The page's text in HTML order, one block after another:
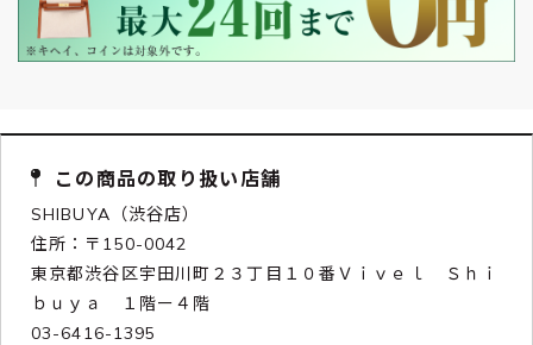
この商品の取り扱い店舗
SHIBUYA（渋谷店）
住所：〒150-0042
東京都渋谷区宇田川町２３丁目１０番Ｖｉｖｅｌ Ｓｈｉ
ｂｕｙａ １階ー４階
03-6416-1395